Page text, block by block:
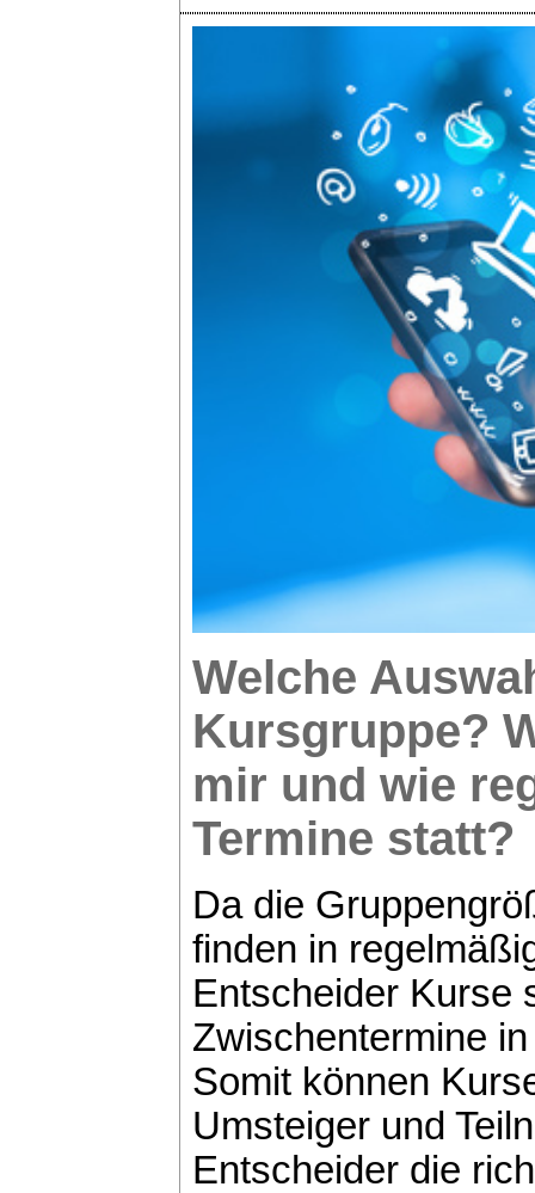
Welche
Kursgruppe?
mir und wie
Termine statt?
Da die
finden in
Entscheider Kurse
Zwischentermine
Somit können
Umsteiger und
Entscheider die